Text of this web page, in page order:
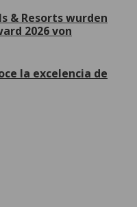
& Resorts wurden
2026 von
la excelencia de